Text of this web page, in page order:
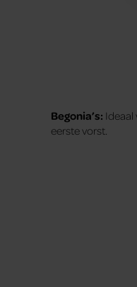
Begonia’s:
eerste vorst.